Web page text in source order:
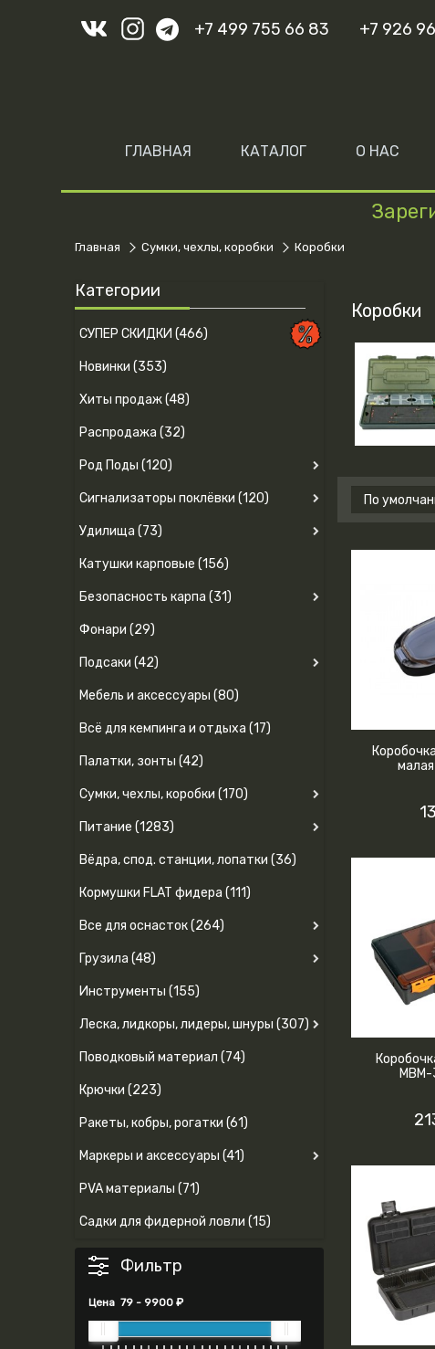
+7 499 755 66 83 +7 926
ГЛАВНАЯ КАТАЛОГ О НАС
Главная Сумки, чехлы, коробки Коробки
Категории
СУПЕР СКИДКИ (466)
Новинки (353)
Хиты продаж (48)
Распродажа (32)
Род Поды (120)
Сигнализаторы поклёвки (120)
Удилища (73)
Катушки карповые (156)
Безопасность карпа (31)
Фонари (29)
Подсаки (42)
Мебель и аксессуары (80)
Всё для кемпинга и отдыха (17)
Палатки, зонты (42)
Сумки, чехлы, коробки (170)
Питание (1283)
Вёдра, спод. станции, лопатки (36)
Кормушки FLAT фидера (111)
Все для оснасток (264)
Грузила (48)
Инструменты (155)
Леска, лидкоры, лидеры, шнуры (307)
Поводковый материал (74)
Крючки (223)
Ракеты, кобры, рогатки (61)
Маркеры и аксессуары (41)
PVA материалы (71)
Садки для фидерной ловли (15)
Фильтр
Цена79 - 9900 ₽
Коробки